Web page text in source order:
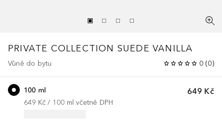
PRIVATE COLLECTION SUEDE VANILLA
Vůně do bytu 0 (0)
649 Kč
100 ml
649 Kč / 100 ml včetně DPH